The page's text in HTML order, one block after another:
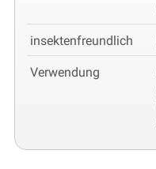
insektenfreundlich
Verwendung